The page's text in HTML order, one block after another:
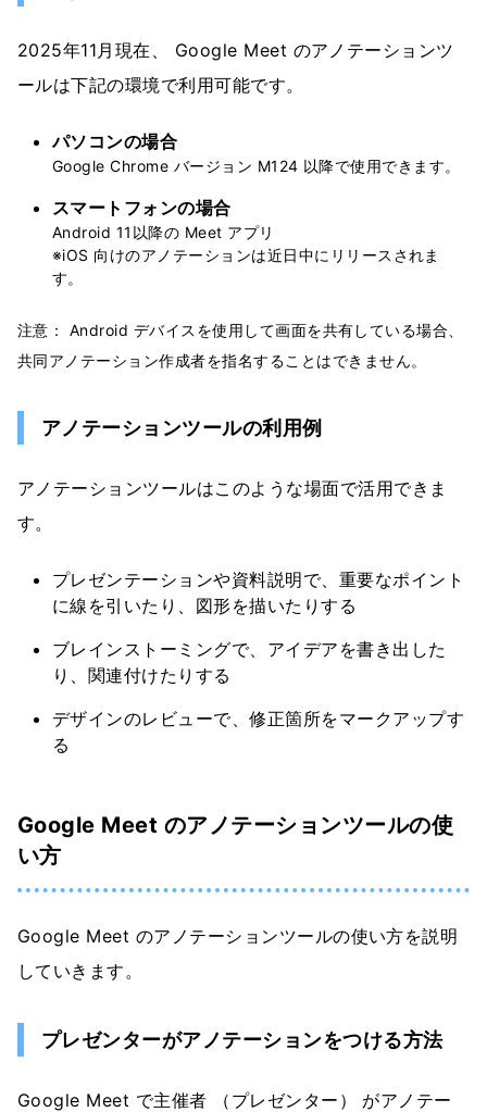
2025年11月現在、 Google Meet のアノテーションツ
ールは下記の環境で利用可能です。
パソコンの場合
Google Chrome バージョン M124 以降で使用できます。
スマートフォンの場合
Android 11以降の Meet アプリ
※iOS 向けのアノテーションは近日中にリリースされま
す。
注意： Android デバイスを使用して画面を共有している場合、
共同アノテーション作成者を指名することはできません。
アノテーションツールの利用例
アノテーションツールはこのような場面で活用できま
す。
プレゼンテーションや資料説明で、重要なポイント
に線を引いたり、図形を描いたりする
ブレインストーミングで、アイデアを書き出した
り、関連付けたりする
デザインのレビューで、修正箇所をマークアップす
る
Google Meet のアノテーションツールの使
い方
Google Meet のアノテーションツールの使い方を説明
していきます。
プレゼンターがアノテーションをつける方法
Google Meet で主催者 （プレゼンター） がアノテー